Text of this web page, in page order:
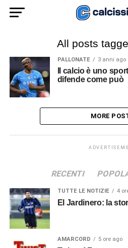
All posts
PALLONATE 3 anni ago
Il calcio è uno
difende come può
MORE
RECENTI
TUTTE LE NOTIZIE 4
El Jardinero: la
AMARCORD 5 ore ago